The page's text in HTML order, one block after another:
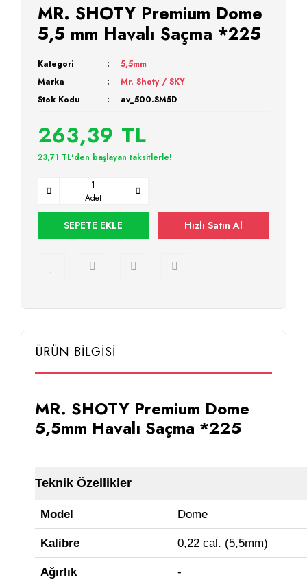
MR. SHOTY Premium Dome
5,5 mm Havalı Saçma *225
Kategori
5,5mm
Marka
Mr. Shoty / SKY
Stok Kodu
av_500.SM5D
263,39 TL
23,71 TL'den başlayan taksitlerle!
Adet
SEPETE EKLE Hızlı Satın Al
ÜRÜN BİLGİSİ
MR. SHOTY Premium Dome
5,5mm Havalı Saçma *225
Teknik Özellikler
Model Dome
Kalibre 0,22 cal. (5,5mm)
Ağırlık -